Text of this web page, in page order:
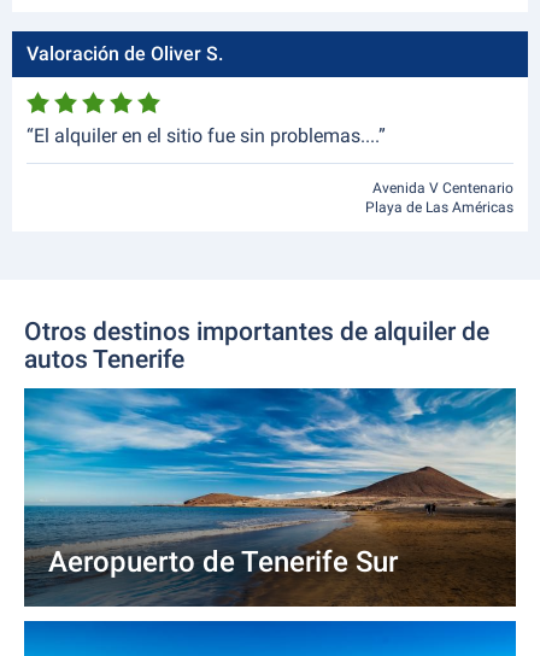
Valoración de Oliver S.
“El alquiler en el sitio fue sin problemas....”
Avenida V Centenario
Playa de Las Américas
Otros destinos importantes de alquiler de
autos Tenerife
Aeropuerto de Tenerife Sur